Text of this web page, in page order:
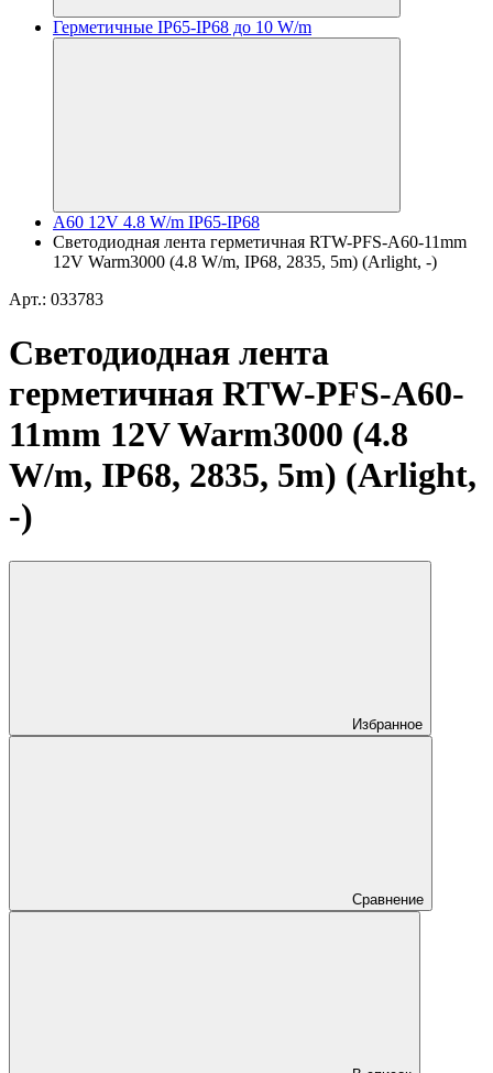
Герметичные IP65-IP68 до 10 W/m
A60 12V 4.8 W/m IP65-IP68
Светодиодная лента герметичная RTW-PFS-A60-11mm
12V Warm3000 (4.8 W/m, IP68, 2835, 5m) (Arlight, -)
Арт.: 033783
Светодиодная лента
герметичная RTW-PFS-A60-
11mm 12V Warm3000 (4.8
W/m, IP68, 2835, 5m) (Arlight,
-)
Избранное
Сравнение